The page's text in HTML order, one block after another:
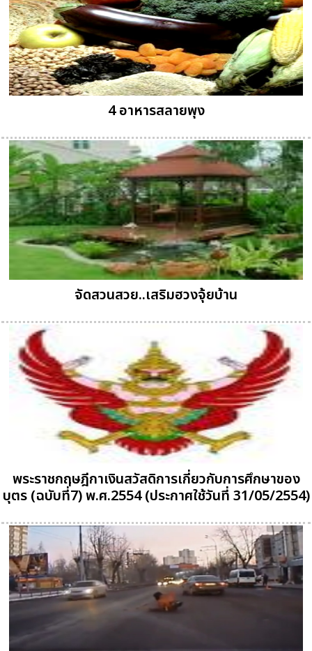
4 อาหารสลายพุง
จัดสวนสวย..เสริมฮวงจุ้ยบ้าน
พระราชกฤษฎีกาเงินสวัสดิการเกี่ยวกับการศึกษาของ
บุตร (ฉบับที่7) พ.ศ.2554 (ประกาศใช้วันที่ 31/05/2554)